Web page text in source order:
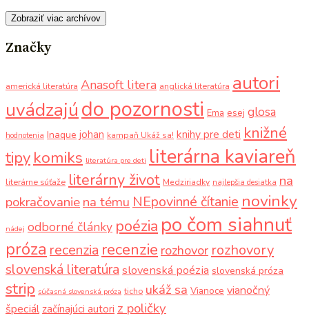
Zobraziť viac archívov
Značky
americká literatúra Anasoft litera anglická literatúra autori
uvádzajúdo pozornosti Ema esej glosa
hodnotenia Inaque johan kampaň Ukáž sa! knihy pre deti knižné
tipy komiks literatúra pre deti literárna kaviareň
literárne súťaže literárny život Medziriadky najlepšia desiatka na
pokračovaniena tému NEpovinné čítanie novinky
nádej odborné články poézia po čom siahnuť
próza recenzia recenzie rozhovor rozhovory
slovenská literatúra slovenská poézia slovenská próza
strip súčasná slovenská próza ticho ukáž sa Vianoce vianočný
špeciál začínajúci autori z poličky